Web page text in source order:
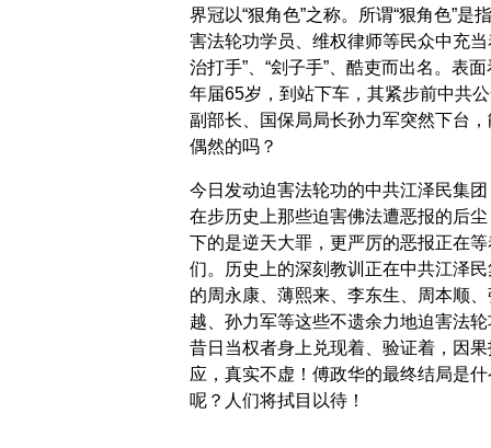
界冠以“狠角色”之称。所谓“狠角色”是
害法轮功学员、维权律师等民众中充当
治打手”、“刽子手”、酷吏而出名。表面
年届65岁，到站下车，其紧步前中共
副部长、国保局局长孙力军突然下台，
偶然的吗？
今日发动迫害法轮功的中共江泽民集团
在步历史上那些迫害佛法遭恶报的后尘
下的是逆天大罪，更严厉的恶报正在等
们。历史上的深刻教训正在中共江泽民
的周永康、薄熙来、李东生、周本顺、
越、孙力军等这些不遗余力地迫害法轮
昔日当权者身上兑现着、验证着，因果
应，真实不虚！傅政华的最终结局是什
呢？人们将拭目以待！